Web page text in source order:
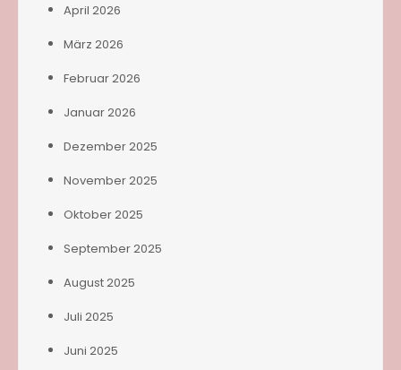
April 2026
März 2026
Februar 2026
Januar 2026
Dezember 2025
November 2025
Oktober 2025
September 2025
August 2025
Juli 2025
Juni 2025